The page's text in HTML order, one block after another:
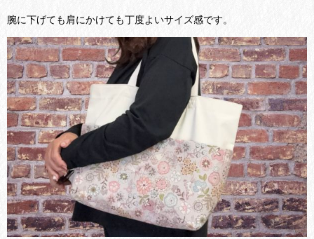
腕に下げても肩にかけても丁度よいサイズ感です。